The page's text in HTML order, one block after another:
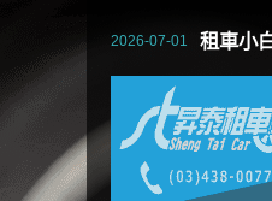
2026-07-01 租車小